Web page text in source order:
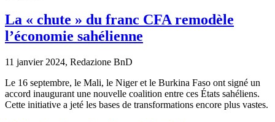
La « chute » du franc CFA remodèle
l’économie sahélienne
11 janvier 2024, Redazione BnD
Le 16 septembre, le Mali, le Niger et le Burkina Faso ont signé un
accord inaugurant une nouvelle coalition entre ces États sahéliens.
Cette initiative a jeté les bases de transformations encore plus vastes.